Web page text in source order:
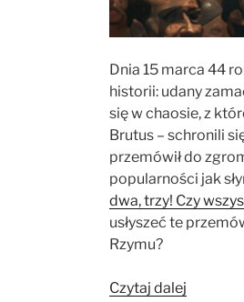
Dnia 15 marca 44
historii: udany
się w chaosie, z
Brutus – schronili
przemówił do
popularności jak
dwa, trzy! Czy
usłyszeć te
Rzymu?
Czytaj dalej